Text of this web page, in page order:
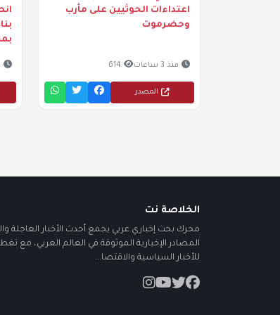
اعتداءات الحوثيين على مأرب
وحضرموت
منذ 3 ساعات 614
المصدر
الخلاصة نت
محرك بحث إخباري عربي يجمع أحدث الأخبار العاجلة
المصادر الإخبارية الموثوقة في العالم العربي، مع
للأخبار السياسية والاقتصا...